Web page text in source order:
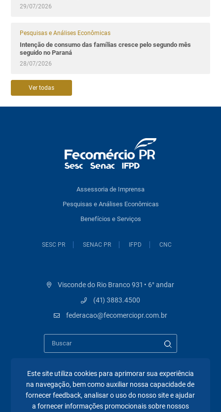
29/07/2026
Pesquisas e Análises Econômicas
Intenção de consumo das famílias cresce pelo segundo mês
seguido no Paraná
28/07/2026
Ver todas
Assessoria de Imprensa
Pesquisas e Análises Econômicas
Benefícios e Serviços
SESC PR SENAC PR IFPD CNC
Visconde do Rio Branco 931 • 6° andar
(41) 3883.4500
federacao@fecomerciopr.com.br
Páginas mais visitadas
A Fecomércio PR
Este site utiliza cookies para aprimorar sua experiência
na navegação, bem como auxiliar nossa capacidade de
fornecer feedback, analisar o uso do nosso site e ajudar
a fornecer informações promocionais sobre nossos